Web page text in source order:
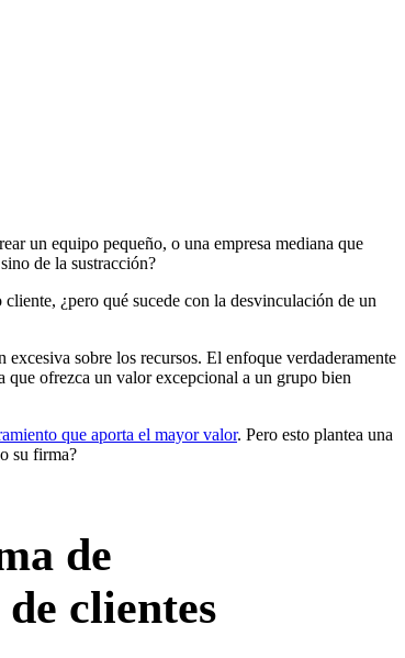
un equipo pequeño, o una empresa mediana que
de la sustracción?
¿pero qué sucede con la desvinculación de un
sobre los recursos. El enfoque verdaderamente
que ofrezca un valor excepcional a un grupo bien
que aporta el mayor valor. Pero esto plantea una
su firma?
de
clientes